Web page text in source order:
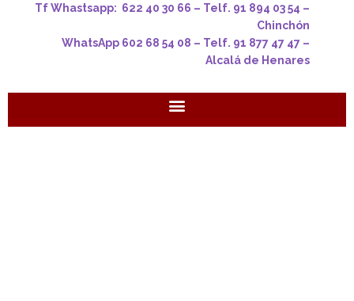
Tf Whastsapp: 622 40 30 66 – Telf. 91 894 03 54 –
Chinchón
WhatsApp 602 68 54 08 – Telf. 91 877 47 47 –
Alcalá de Henares